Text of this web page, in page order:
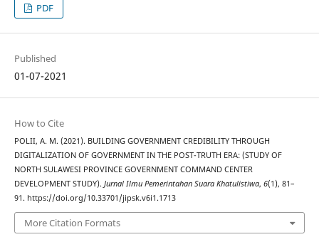
PDF
Published
01-07-2021
How to Cite
POLII, A. M. (2021). BUILDING GOVERNMENT CREDIBILITY THROUGH
DIGITALIZATION OF GOVERNMENT IN THE POST-TRUTH ERA: (STUDY OF
NORTH SULAWESI PROVINCE GOVERNMENT COMMAND CENTER
DEVELOPMENT STUDY). Jurnal Ilmu Pemerintahan Suara Khatulistiwa, 6(1), 81–
91. https://doi.org/10.33701/jipsk.v6i1.1713
More Citation Formats